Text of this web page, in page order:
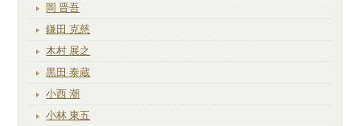
岡 晋吾
鎌田 克慈
木村 展之
黒田 泰蔵
小西 潮
小林 東五